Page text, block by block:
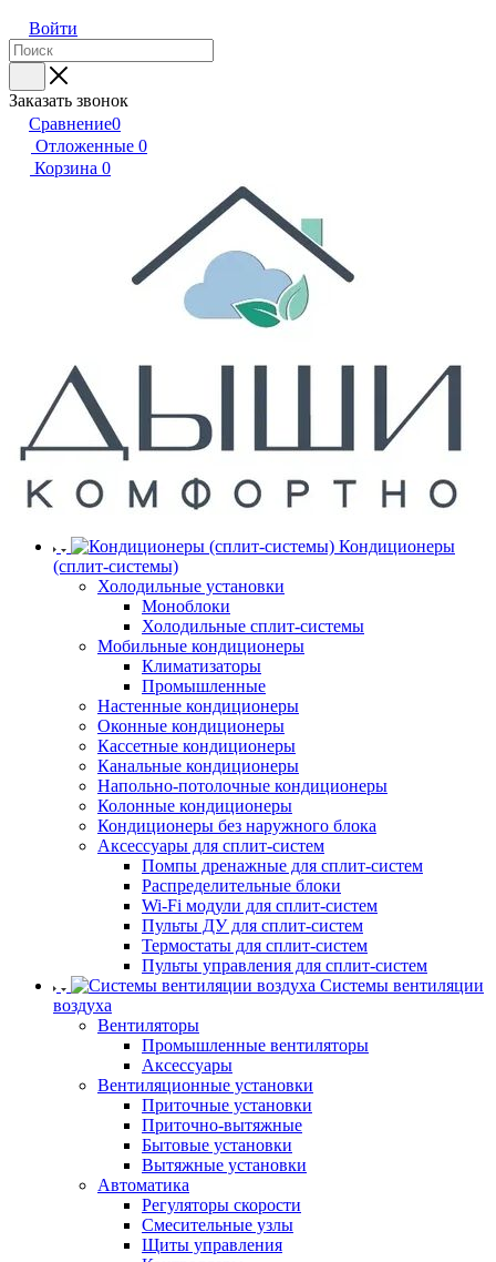
Войти
Заказать звонок
Сравнение0
Отложенные 0
Корзина 0
Кондиционеры
(сплит-системы)
Холодильные установки
Моноблоки
Холодильные сплит-системы
Мобильные кондиционеры
Климатизаторы
Промышленные
Настенные кондиционеры
Оконные кондиционеры
Кассетные кондиционеры
Канальные кондиционеры
Напольно-потолочные кондиционеры
Колонные кондиционеры
Кондиционеры без наружного блока
Аксессуары для сплит-систем
Помпы дренажные для сплит-систем
Распределительные блоки
Wi-Fi модули для сплит-систем
Пульты ДУ для сплит-систем
Термостаты для сплит-систем
Пульты управления для сплит-систем
Системы вентиляции
воздуха
Вентиляторы
Промышленные вентиляторы
Аксессуары
Вентиляционные установки
Приточные установки
Приточно-вытяжные
Бытовые установки
Вытяжные установки
Автоматика
Регуляторы скорости
Смесительные узлы
Щиты управления